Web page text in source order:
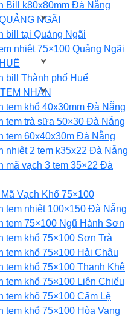
Bill k80x80mm Đà Nẵng
NGÃI
bill tại Quảng Ngãi
nhiệt 75×100 Quảng Ngãi
bill Thành phố Huế
NHÃN
tem khổ 40x30mm Đà Nẵng
tem trà sữa 50×30 Đà Nẵng
tem 60x40x30m Đà Nẵng
nhiệt 2 tem k35x22 Đà Nẵng
mã vạch 3 tem 35×22 Đà
Vạch Khổ 75×100
tem nhiệt 100×150 Đà Nẵng
tem 75×100 Ngũ Hành Sơn
tem khổ 75×100 Sơn Trà
tem khổ 75×100 Hải Châu
tem khổ 75×100 Thanh Khê
tem khổ 75×100 Liên Chiểu
tem khổ 75×100 Cẩm Lệ
tem khổ 75×100 Hòa Vang